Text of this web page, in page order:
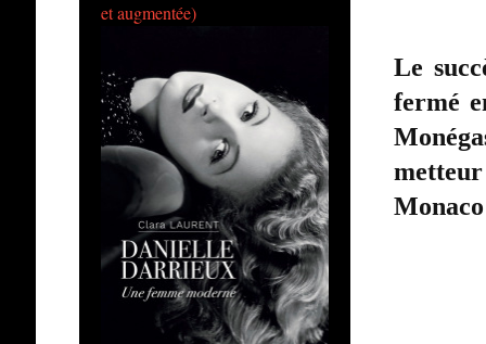
Le
fermé
metteur
et augmentée)